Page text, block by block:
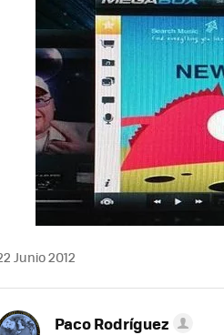
Junio 2012
Paco Rodríguez